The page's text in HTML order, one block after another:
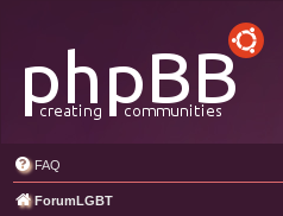
FAQ
ForumLGBT